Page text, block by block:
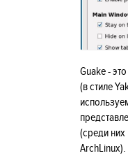
Guake -
(в стиле
(среди
ArchLinux).